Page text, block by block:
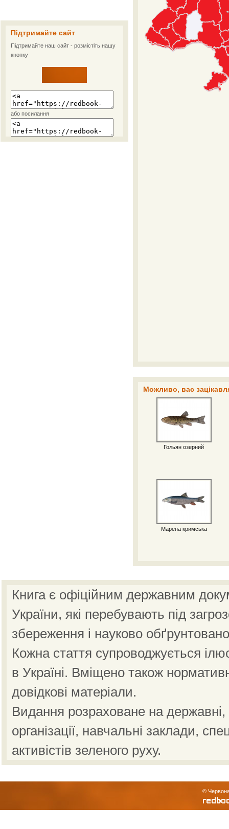
Підтримайте сайт
Підтримайте наш сайт - розмістіть нашу
кнопку
або посилання
Можливо, вас
Гольян озерний
Марена кримська
Книга є офіційним державним
України, які перебувають під
збереження і науково
Кожна стаття супроводжується
в Україні. Вміщено також
довідкові матеріали.
Видання розраховане на державні,
організації, навчальні заклади,
активістів зеленого руху.
©